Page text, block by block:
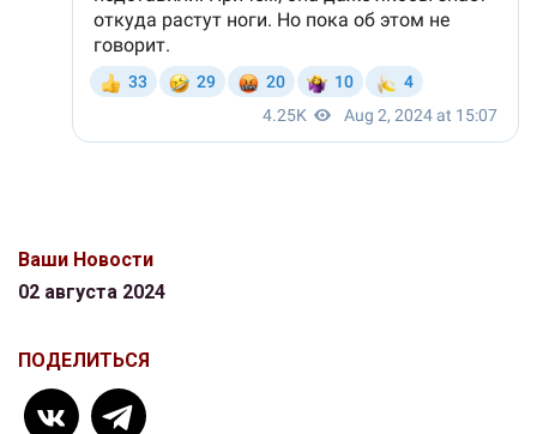
Ваши Новости
02 августа 2024
ПОДЕЛИТЬСЯ